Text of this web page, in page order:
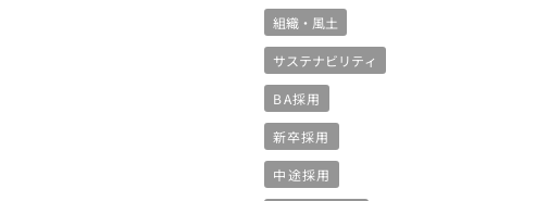
組織・風土
サステナビリティ
BA採用
新卒採用
中途採用